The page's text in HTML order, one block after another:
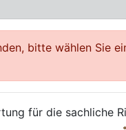
bitte wählen Sie
für die sachliche